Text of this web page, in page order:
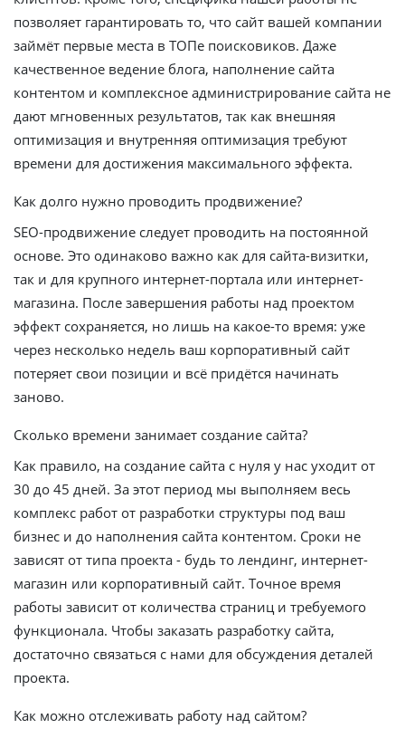
позволяет гарантировать то, что сайт вашей компании
займёт первые места в ТОПе поисковиков. Даже
качественное ведение блога, наполнение сайта
контентом и комплексное администрирование сайта не
дают мгновенных результатов, так как внешняя
оптимизация и внутренняя оптимизация требуют
времени для достижения максимального эффекта.
Как долго нужно проводить продвижение?
SEO-продвижение следует проводить на постоянной
основе. Это одинаково важно как для сайта-визитки,
так и для крупного интернет-портала или интернет-
магазина. После завершения работы над проектом
эффект сохраняется, но лишь на какое-то время: уже
через несколько недель ваш корпоративный сайт
потеряет свои позиции и всё придётся начинать
заново.
Сколько времени занимает создание сайта?
Как правило, на создание сайта с нуля у нас уходит от
30 до 45 дней. За этот период мы выполняем весь
комплекс работ от разработки структуры под ваш
бизнес и до наполнения сайта контентом. Сроки не
зависят от типа проекта - будь то лендинг, интернет-
магазин или корпоративный сайт. Точное время
работы зависит от количества страниц и требуемого
функционала. Чтобы заказать разработку сайта,
достаточно связаться с нами для обсуждения деталей
проекта.
Как можно отслеживать работу над сайтом?